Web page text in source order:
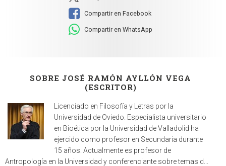
Compartir en Facebook
Compartir en WhatsApp
SOBRE JOSÉ RAMÓN AYLLÓN VEGA
(ESCRITOR)
Licenciado en Filosofía y Letras por la
Universidad de Oviedo. Especialista universitario
en Bioética por la Universidad de Valladolid ha
ejercido como profesor en Secundaria durante
15 años. Actualmente es profesor de
Antropología en la Universidad y conferenciante sobre temas d...